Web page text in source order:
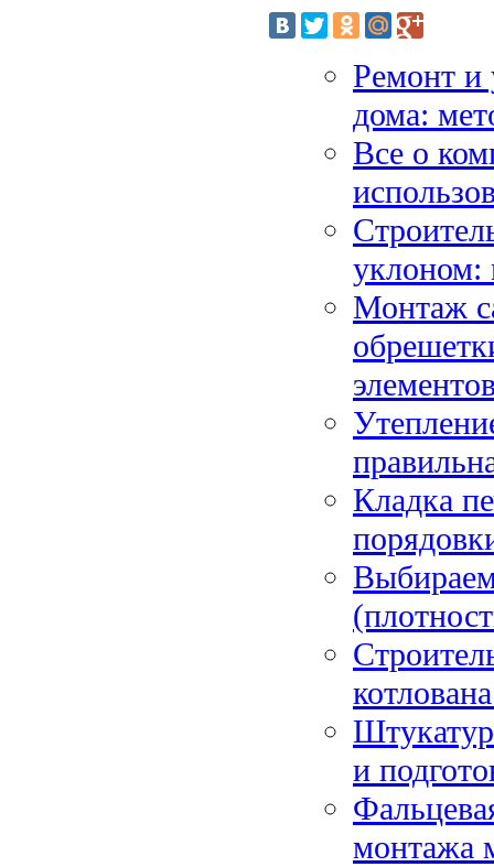
Ремонт и
дома:
Все о
уклоном:
Монтаж
Кладка
и
монтажа